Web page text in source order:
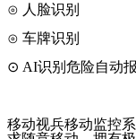
⊙ 人脸识别
⊙ 车牌识别
⊙ AI识别危险自动
移动视兵移动监控